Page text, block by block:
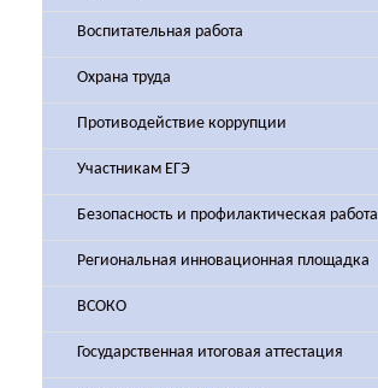
Воспитательная работа
Охрана труда
Противодействие коррупции
Участникам ЕГЭ
Безопасность и профилактическая работа
Региональная инновационная площадка
ВСОКО
Государственная итоговая аттестация